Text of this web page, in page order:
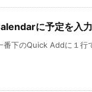
に予定を入力
番下のQuick Addに１行